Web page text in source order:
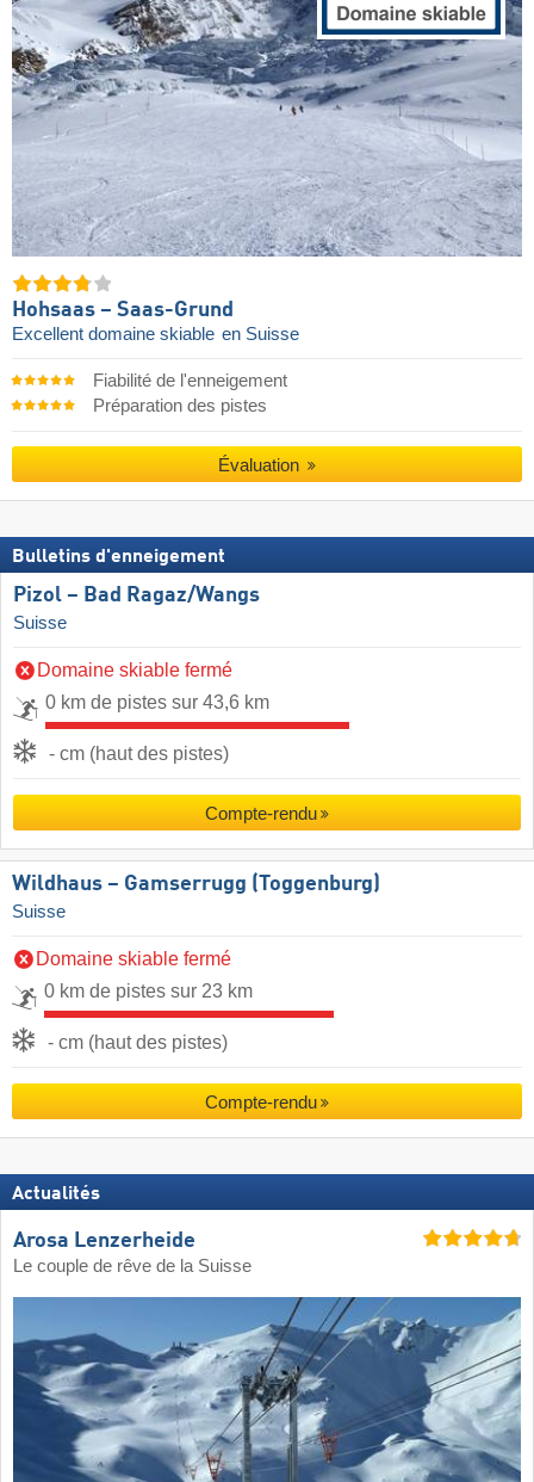
Hohsaas – Saas-Grund
Excellent domaine skiable en Suisse
Fiabilité de l'enneigement
Préparation des pistes
Évaluation
Bulletins d'enneigement
Pizol – Bad Ragaz/​Wangs
Suisse
Domaine skiable fermé
0 km de pistes sur 43,6 km
- cm (haut des pistes)
Compte-rendu
Wildhaus – Gamserrugg (Toggenburg)
Suisse
Domaine skiable fermé
0 km de pistes sur 23 km
- cm (haut des pistes)
Compte-rendu
Actualités
Arosa Lenzerheide
Le couple de rêve de la Suisse